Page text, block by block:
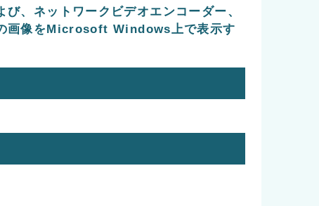
び、ネットワークビデオエンコーダー、
画像をMicrosoft Windows上で表示す